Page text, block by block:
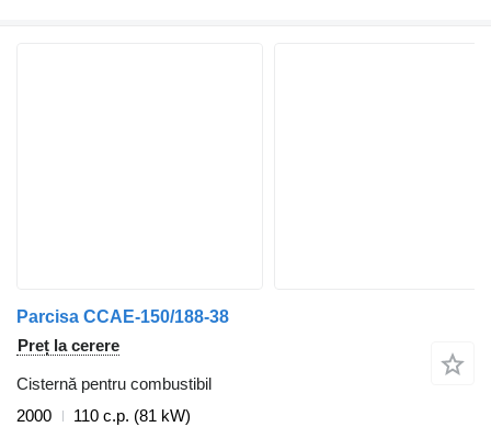
Parcisa CCAE-150/188-38
Preț la cerere
Cisternă pentru combustibil
2000
110 c.p. (81 kW)